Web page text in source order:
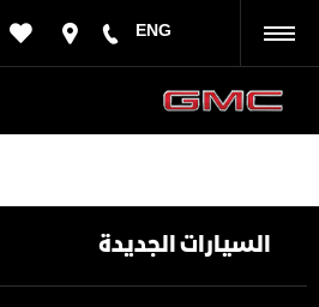
ENG
السيارات الجديدة